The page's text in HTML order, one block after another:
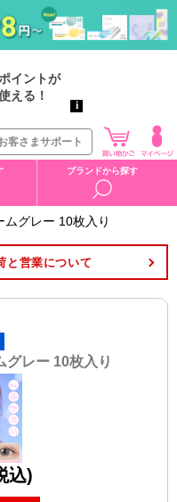
客さまサポート
ブランドから探す
グレー 10枚入り
と営業について
グレー 10枚入り
込)